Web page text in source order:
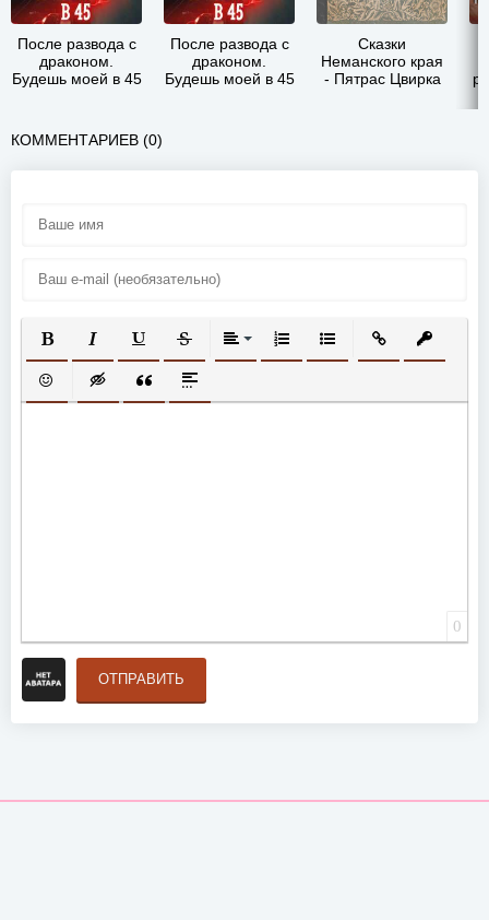
После развода с
драконом.
Будешь моей в 45
После развода с
драконом.
Будешь моей в 45
Сказки
Неманского края
- Пятрас Цвирка
КОММЕНТАРИЕВ (0)
ПОЛУЖИРНЫЙ
КУРСИВПОДЧЕРКНУТЫЙ
ЗАЧЕРКНУТЫЙВЫРАВНИВАНИЕ
НУМЕРОВАННЫЙ СПИСОК
МАРКИРОВАННЫЙ
ВСТАВИТЬ
ВСТАВИТЬ СМАЙЛИК
ВСТАВКА СКРЫТОГО ТЕКСТА
ВСТАВКА ЦИТАТЫ
ВСТАВКА СПОЙЛЕРА
0
ОТПРАВИТЬ